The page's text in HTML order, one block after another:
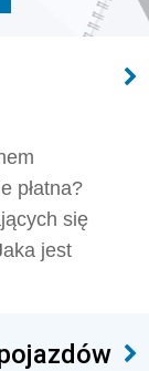
płatna?
się
jest